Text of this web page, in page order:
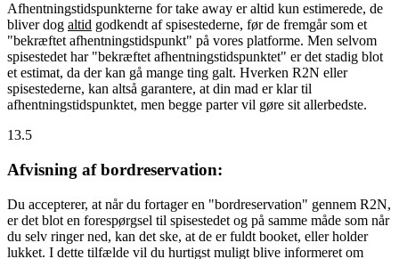
Afhentningstidspunkterne for take away er altid kun estimerede, de
bliver dog altid godkendt af spisestederne, før de fremgår som et
"bekræftet afhentningstidspunkt" på vores platforme. Men selvom
spisestedet har "bekræftet afhentningstidspunktet" er det stadig blot
et estimat, da der kan gå mange ting galt. Hverken R2N eller
spisestederne, kan altså garantere, at din mad er klar til
afhentningstidspunktet, men begge parter vil gøre sit allerbedste.
13.5
Afvisning af bordreservation:
Du accepterer, at når du fortager en "bordreservation" gennem R2N,
er det blot en forespørgsel til spisestedet og på samme måde som når
du selv ringer ned, kan det ske, at de er fuldt booket, eller holder
lukket. I dette tilfælde vil du hurtigst muligt blive informeret om